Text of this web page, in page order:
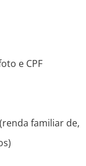
e CPF
familiar de,